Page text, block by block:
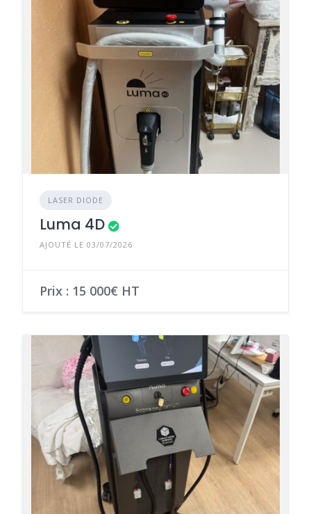
LASER DIODE
Luma 4D
AJOUTÉ LE 03/07/2026
Prix : 15 000€ HT